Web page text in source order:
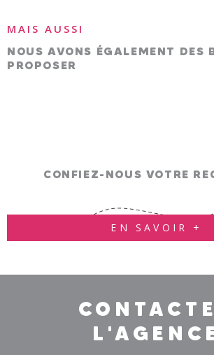
MAIS AUSSI
NOUS AVONS ÉGALEMENT DES
PROPOSER
CONFIEZ-NOUS VOTRE
EN SAVOIR +